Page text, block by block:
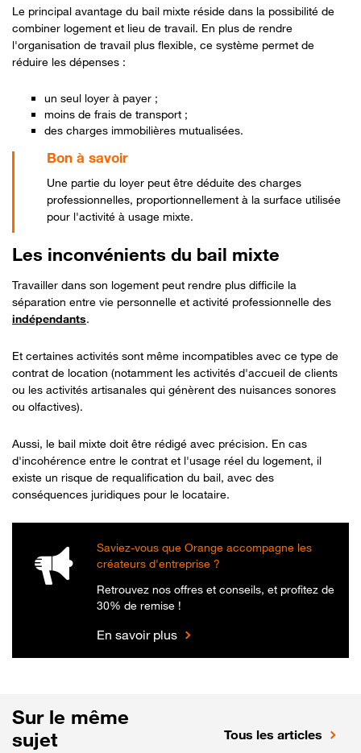
Le principal avantage du bail mixte réside dans la possibilité de
combiner logement et lieu de travail. En plus de rendre
l'organisation de travail plus flexible, ce système permet de
réduire les dépenses :
un seul loyer à payer ;
moins de frais de transport ;
des charges immobilières mutualisées.
Une partie du loyer peut être déduite des charges
professionnelles, proportionnellement à la surface utilisée
pour l'activité à usage mixte.
Les inconvénients du bail mixte
Travailler dans son logement peut rendre plus difficile la
séparation entre vie personnelle et activité professionnelle des
indépendants.
Et certaines activités sont même incompatibles avec ce type de
contrat de location (notamment les activités d'accueil de clients
ou les activités artisanales qui génèrent des nuisances sonores
ou olfactives).
Aussi, le bail mixte doit être rédigé avec précision. En cas
d'incohérence entre le contrat et l'usage réel du logement, il
existe un risque de requalification du bail, avec des
conséquences juridiques pour le locataire.
Saviez-vous que Orange accompagne les
créateurs d'entreprise ?
Retrouvez nos offres et conseils, et profitez de
30% de remise !
En savoir plus
Sur le même
sujet
Tous les articles